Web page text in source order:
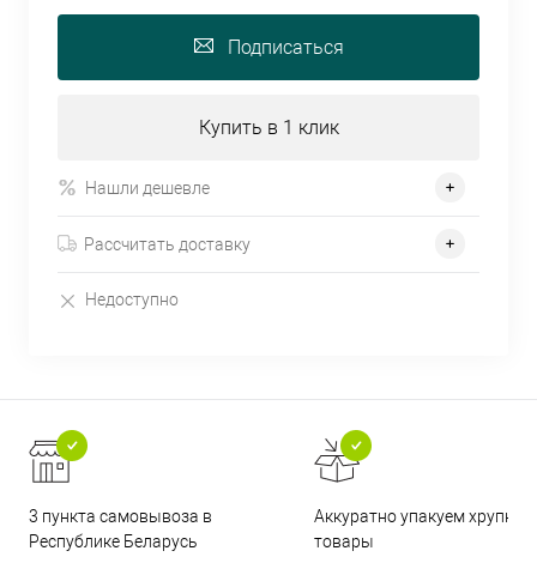
Подписаться
Купить в 1 клик
Нашли дешевле
Рассчитать доставку
Недоступно
3 пункта самовывоза в
Республике Беларусь
Аккуратно упакуем хрупкие
товары